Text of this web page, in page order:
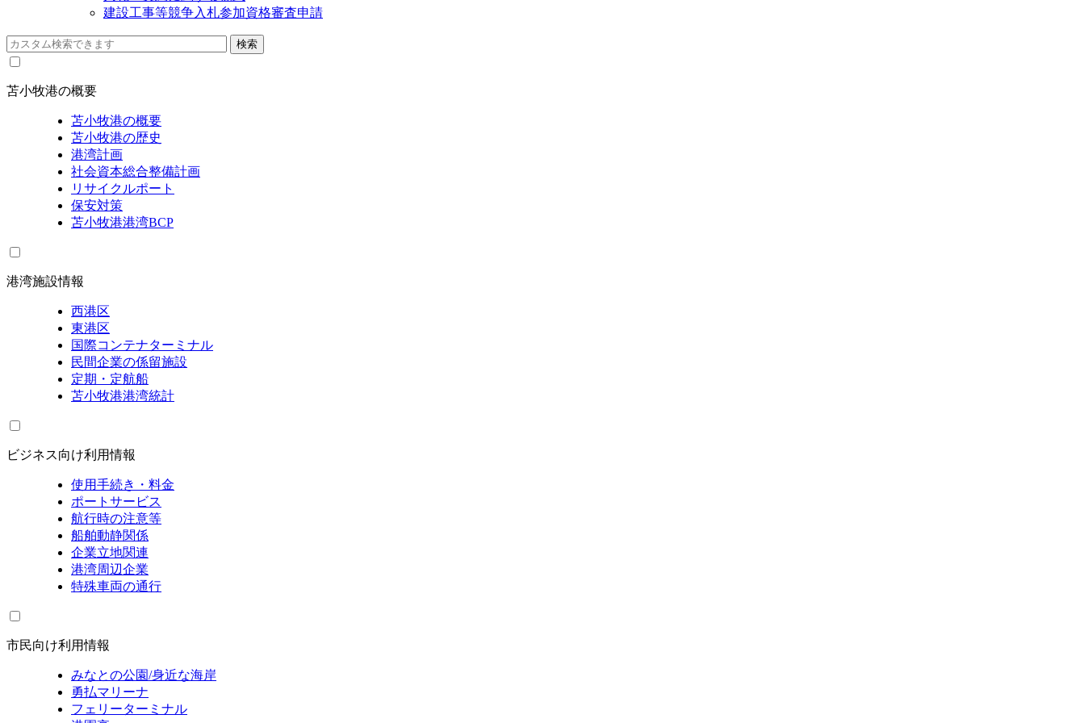
建設工事等競争入札参加資格審査申請
苫小牧港の概要
苫小牧港の概要
苫小牧港の歴史
港湾計画
社会資本総合整備計画
リサイクルポート
保安対策
苫小牧港港湾BCP
港湾施設情報
西港区
東港区
国際コンテナターミナル
民間企業の係留施設
定期・定航船
苫小牧港港湾統計
ビジネス向け利用情報
使用手続き・料金
ポートサービス
航行時の注意等
船舶動静関係
企業立地関連
港湾周辺企業
特殊車両の通行
市民向け利用情報
みなとの公園/身近な海岸
勇払マリーナ
フェリーターミナル